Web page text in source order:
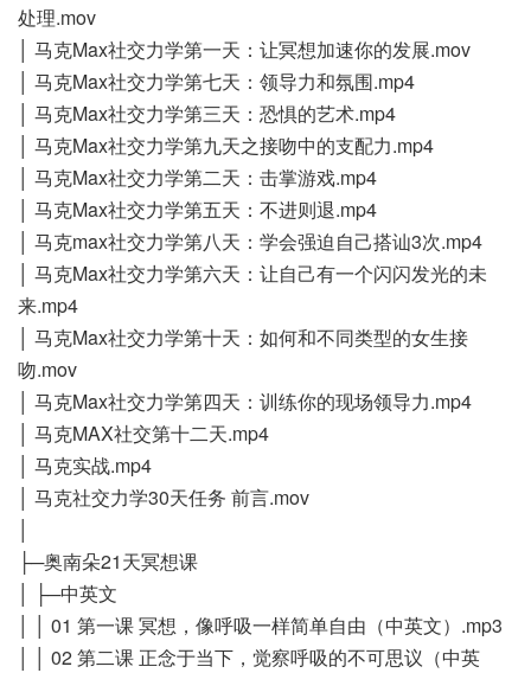
处理.mov
│ 马克Max社交力学第一天：让冥想加速你的发展.mov
│ 马克Max社交力学第七天：领导力和氛围.mp4
│ 马克Max社交力学第三天：恐惧的艺术.mp4
│ 马克Max社交力学第九天之接吻中的支配力.mp4
│ 马克Max社交力学第二天：击掌游戏.mp4
│ 马克Max社交力学第五天：不进则退.mp4
│ 马克max社交力学第八天：学会强迫自己搭讪3次.mp4
│ 马克Max社交力学第六天：让自己有一个闪闪发光的未
来.mp4
│ 马克Max社交力学第十天：如何和不同类型的女生接
吻.mov
│ 马克Max社交力学第四天：训练你的现场领导力.mp4
│ 马克MAX社交第十二天.mp4
│ 马克实战.mp4
│ 马克社交力学30天任务 前言.mov
├─奥南朵21天冥想课
│ ├─中英文
│ │ 01 第一课 冥想，像呼吸一样简单自由（中英文）.mp3
│ │ 02 第二课 正念于当下，觉察呼吸的不可思议（中英